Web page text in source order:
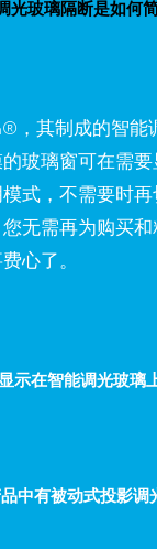
光玻璃隔断是如何
，其制成的智能
玻璃窗可在需
式，不需要时
无需再为购买
心了。
示在智能调光玻璃
中有被动式投影调